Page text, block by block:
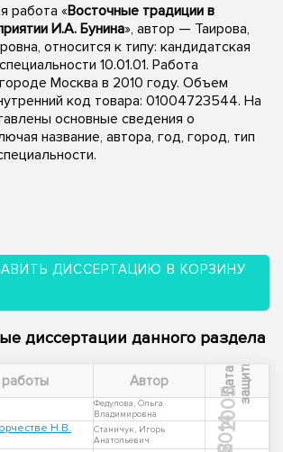
работа «Восточные традиции в
И.А. Бунина», автор — Таирова,
относится к типу: кандидатская
10.01.01. Работа
Москва в 2010 году. Объем
код товара: 01004723544. На
основные сведения о
название, автора, год, город, тип
ДИССЕРТАЦИЮ В КОРЗИНУ
диссертации данного раздела
Автор Д
а
т
а
з
а
щ
и
т ы
Федулова, Ольга
Владимировна
2005
Н.В.
Станичук, Игорь
Анатольевич
2014